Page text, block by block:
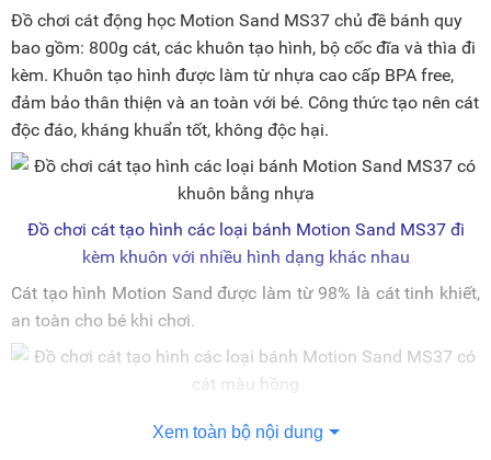
Đồ chơi cát động học Motion Sand MS37 chủ đề bánh quy
bao gồm: 800g cát, các khuôn tạo hình, bộ cốc đĩa và thìa đi
kèm. Khuôn tạo hình được làm từ nhựa cao cấp BPA free,
đảm bảo thân thiện và an toàn với bé. Công thức tạo nên cát
độc đáo, kháng khuẩn tốt, không độc hại.
Đồ chơi cát tạo hình các loại bánh Motion Sand MS37 đi
kèm khuôn với nhiều hình dạng khác nhau
Cát tạo hình Motion Sand được làm từ 98% là cát tinh khiết,
an toàn cho bé khi chơi.
Đồ chơi cát tạo hình các loại bánh Motion Sand MS37 có
trọng lượng cát 800g
Xem toàn bộ nội dung